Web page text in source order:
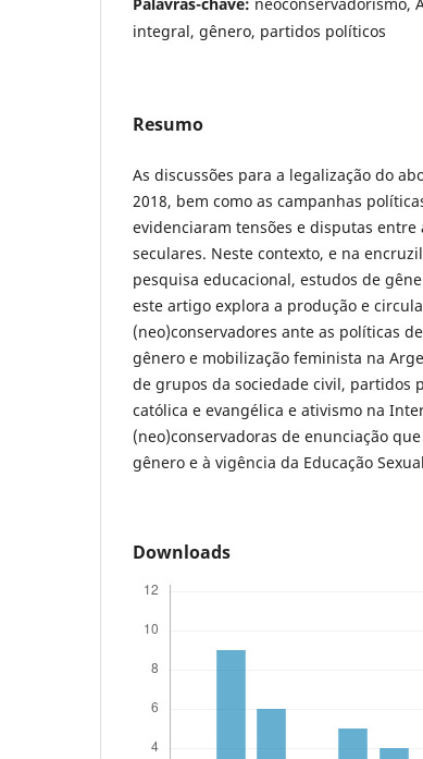
integral, gênero, partidos políticos
Resumo
As discussões para a legalização do
2018, bem como as campanhas
evidenciaram tensões e disputas
seculares. Neste contexto, e na
pesquisa educacional, estudos de
este artigo explora a produção e
(neo)conservadores ante as políticas
gênero e mobilização feminista na
de grupos da sociedade civil, partidos
católica e evangélica e ativismo na
(neo)conservadoras de enunciação
gênero e à vigência da Educação
Downloads